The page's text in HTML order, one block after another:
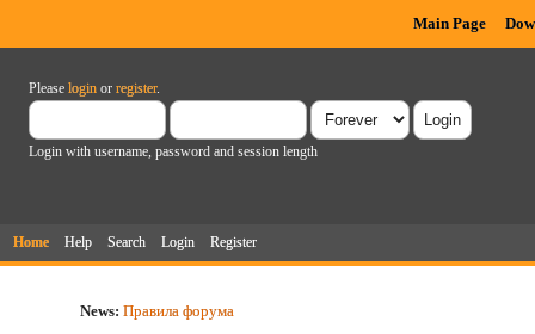
Main Page
Please login or register.
Login with username, password and session length
Home Help Search Login Register
News: Правила форума